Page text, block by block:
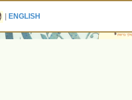
ENGLISH
|